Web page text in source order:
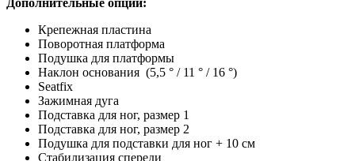
Дополнительные опции:
Крепежная пластина
Поворотная платформа
Подушка для платформы
Наклон основания (5,5 ° / 11 ° / 16 °)
Seatfix
Зажимная дуга
Подставка для ног, размер 1
Подставка для ног, размер 2
Подушка для подставки для ног + 10 см
Стабилизация спереди